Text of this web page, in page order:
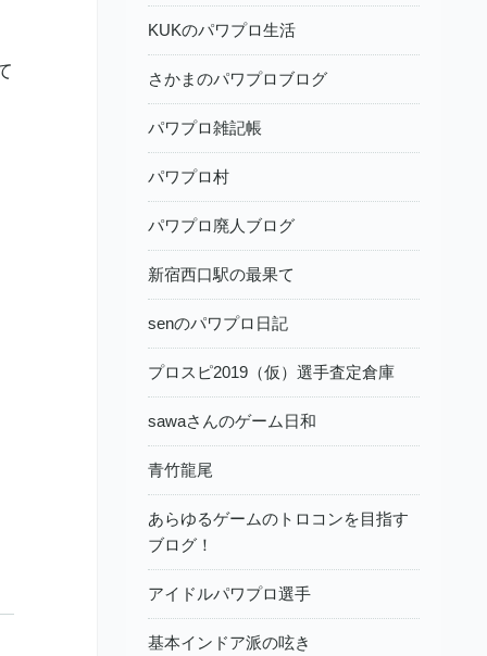
KUKのパワプロ生活
さかまのパワプロブログ
パワプロ雑記帳
パワプロ村
パワプロ廃人ブログ
新宿西口駅の最果て
senのパワプロ日記
プロスピ2019（仮）選手査定倉庫
sawaさんのゲーム日和
青竹龍尾
あらゆるゲームのトロコンを目指す
ブログ！
アイドルパワプロ選手
基本インドア派の呟き